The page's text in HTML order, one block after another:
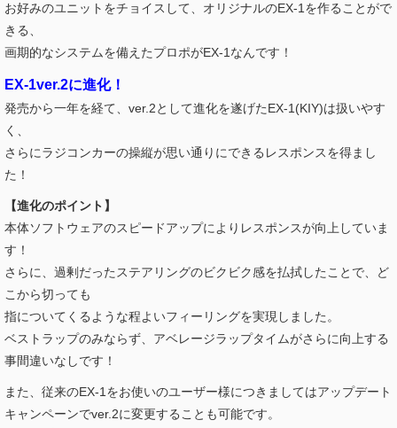
お好みのユニットをチョイスして、オリジナルのEX-1を作ることがで
きる、
画期的なシステムを備えたプロポがEX-1なんです！
EX-1ver.2に進化！
発売から一年を経て、ver.2として進化を遂げたEX-1(KIY)は扱いやす
く、
さらにラジコンカーの操縦が思い通りにできるレスポンスを得まし
た！
【進化のポイント】
本体ソフトウェアのスピードアップによりレスポンスが向上していま
す！
さらに、過剰だったステアリングのビクビク感を払拭したことで、ど
こから切っても
指についてくるような程よいフィーリングを実現しました 。
ベストラップのみならず、アベレージラップタイムがさらに向上する
事間違いなしです！
また、従来のEX-1をお使いのユーザー様につきましてはアップデート
キャンペーンでver.2に変更することも可能です。